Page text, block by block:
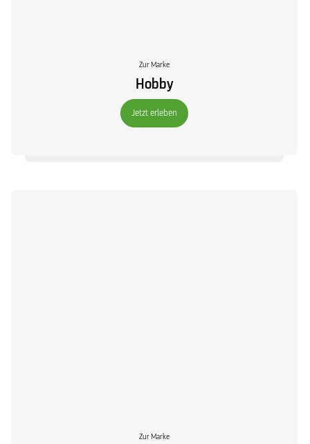
Zur Marke
Hobby
Jetzt erleben
Zur Marke